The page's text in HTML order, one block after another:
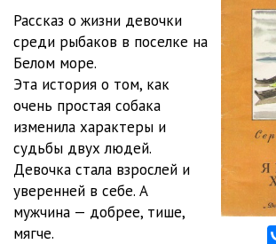
Рассказ о жизни девочки
среди рыбаков в поселке на
Белом море.
Эта история о том, как
очень простая собака
изменила характеры и
судьбы двух людей.
Девочка стала взрослей и
уверенней в себе. А
мужчина — добрее, тише,
мягче.